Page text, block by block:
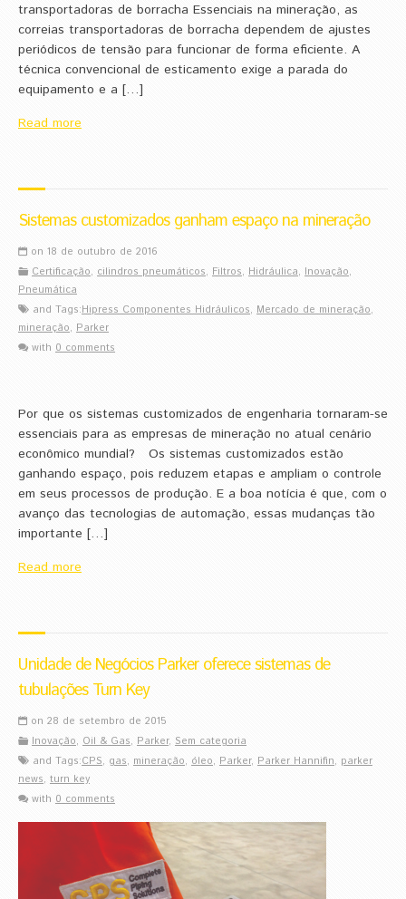
transportadoras de borracha Essenciais na mineração, as
correias transportadoras de borracha dependem de ajustes
periódicos de tensão para funcionar de forma eficiente. A
técnica convencional de esticamento exige a parada do
equipamento e a […]
Read more
Sistemas customizados ganham espaço na mineração
on 18 de outubro de 2016
Certificação, cilindros pneumáticos, Filtros, Hidráulica, Inovação,
Pneumática
and Tags:Hipress Componentes Hidráulicos, Mercado de mineração,
mineração, Parker
with 0 comments
Por que os sistemas customizados de engenharia tornaram-se
essenciais para as empresas de mineração no atual cenário
econômico mundial? Os sistemas customizados estão
ganhando espaço, pois reduzem etapas e ampliam o controle
em seus processos de produção. E a boa notícia é que, com o
avanço das tecnologias de automação, essas mudanças tão
importante […]
Read more
Unidade de Negócios Parker oferece sistemas de
tubulações Turn Key
on 28 de setembro de 2015
Inovação, Oil & Gas, Parker, Sem categoria
and Tags:CPS, gas, mineração, óleo, Parker, Parker Hannifin, parker
news, turn key
with 0 comments